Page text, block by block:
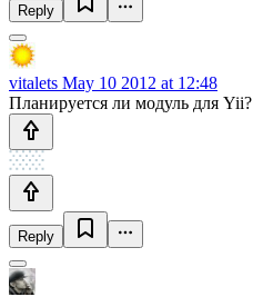
Reply
vitalets May 10 2012 at 12:48
Планируется ли модуль для Yii?
Reply